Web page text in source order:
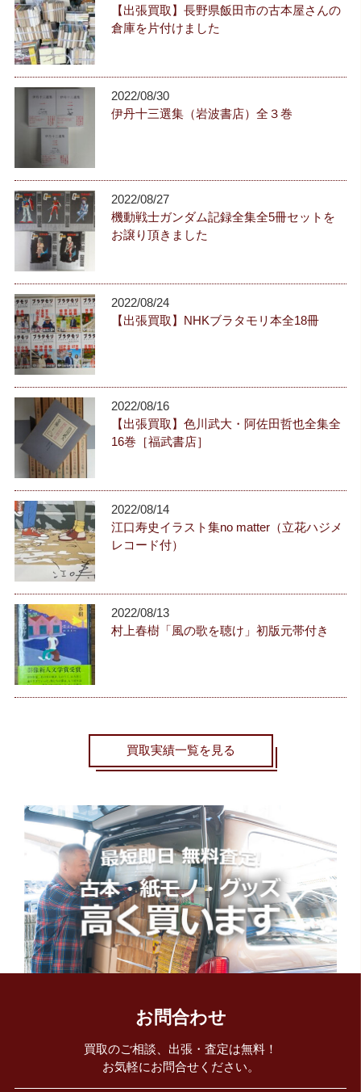
【出張買取】長野県飯田市の古本屋さんの
倉庫を片付けました
2022/08/30
伊丹十三選集（岩波書店）全３巻
2022/08/27
機動戦士ガンダム記録全集全5冊セットを
お譲り頂きました
2022/08/24
【出張買取】NHKブラタモリ本全18冊
2022/08/16
【出張買取】色川武大・阿佐田哲也全集全
16巻［福武書店］
2022/08/14
江口寿史イラスト集no matter（立花ハジメ
レコード付）
2022/08/13
村上春樹「風の歌を聴け」初版元帯付き
買取実績一覧を見る
お問合わせ
買取のご相談、出張・査定は無料！
お気軽にお問合せください。